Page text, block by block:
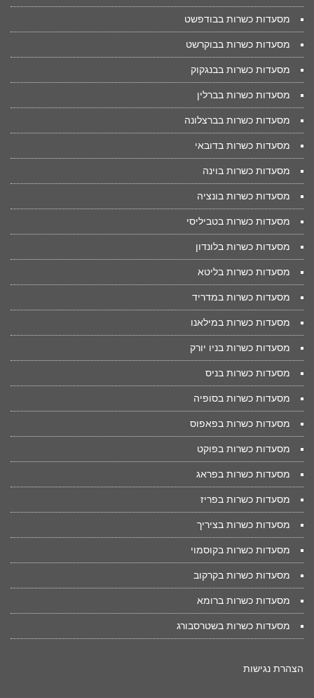
מסעדות כשרות בבודפשט
מסעדות כשרות בבוקרשט
מסעדות כשרות בבנגקוק
מסעדות כשרות בברלין
מסעדות כשרות בברצלונה
מסעדות כשרות בדובאי
מסעדות כשרות בוינה
מסעדות כשרות בונציה
מסעדות כשרות בטביליסי
מסעדות כשרות בלונדון
מסעדות כשרות בליטא
מסעדות כשרות במדריד
מסעדות כשרות במילאנו
מסעדות כשרות בניו יורק
מסעדות כשרות בניס
מסעדות כשרות בסופיה
מסעדות כשרות בפאפוס
מסעדות כשרות בפוקט
מסעדות כשרות בפראג
מסעדות כשרות בפריז
מסעדות כשרות בציריך
מסעדות כשרות בקוסמוי
מסעדות כשרות בקרקוב
מסעדות כשרות ברומא
מסעדות כשרות בשטרסבורג
הצהרת נגישות